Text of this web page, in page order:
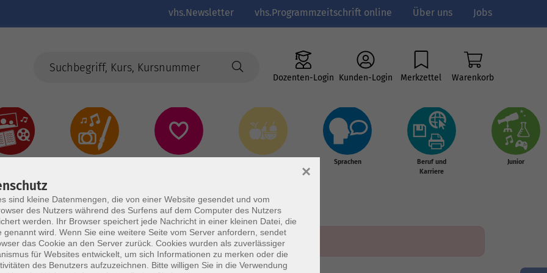
vhs.Newsletter vhs.Programmzeitschrift online Über uns Jobs
Dozenten-Login Kunden-Login Merkzettel Warenkorb
Sprachen
Beruf und
Karriere
Junior
sind kleine Datenmengen, die von einer Website gesendet und vom
des Nutzers während des Surfens auf dem Computer des Nutzers
werden. Ihr Browser speichert jede Nachricht in einer kleinen Datei, die
genannt wird. Wenn Sie eine weitere Seite vom Server anfordern, sendet
das Cookie an den Server zurück. Cookies wurden als zuverlässiger
für Websites entwickelt, um sich Informationen zu merken oder die
des Benutzers aufzuzeichnen. Bitte willigen Sie in die Verwendung
×